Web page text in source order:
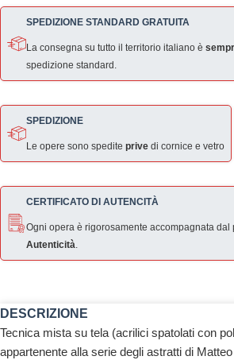
SPEDIZIONE STANDARD GRATUITA
La consegna su tutto il territorio italiano è
spedizione standard.
SPEDIZIONE
Le opere sono spedite prive di cornice e vetro
CERTIFICATO DI AUTENCITÀ
Ogni opera è rigorosamente accompagnata dal
Autenticità
DESCRIZIONE
Tecnica mista su tela (acrilici spatolati con
appartenente alla serie degli astratti di